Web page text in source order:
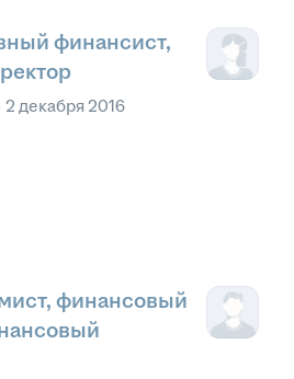
финансист,
2 декабря 2016
финансовый